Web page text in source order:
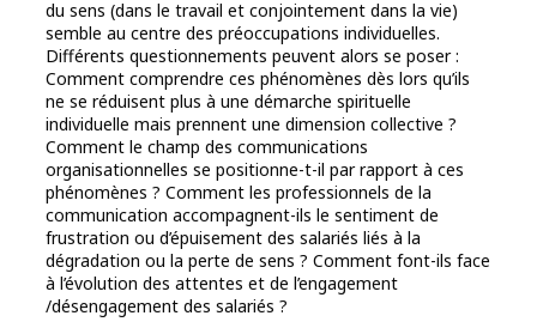
du sens (dans le travail et conjointement dans la vie)
semble au centre des préoccupations individuelles.
Différents questionnements peuvent alors se poser :
Comment comprendre ces phénomènes dès lors qu’ils
ne se réduisent plus à une démarche spirituelle
individuelle mais prennent une dimension collective ?
Comment le champ des communications
organisationnelles se positionne-t-il par rapport à ces
phénomènes ? Comment les professionnels de la
communication accompagnent-ils le sentiment de
frustration ou d’épuisement des salariés liés à la
dégradation ou la perte de sens ? Comment font-ils face
à l’évolution des attentes et de l’engagement
/désengagement des salariés ?